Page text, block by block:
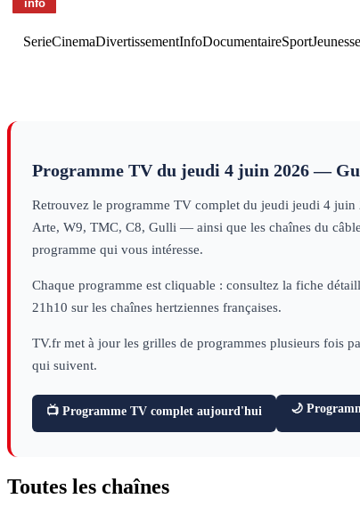
SerieCinemaDivertissementInfoDocumentaireSportJeunesse
Programme TV du jeudi 4 juin 2026—
Retrouvez le programme TV complet du jeudi jeudi 4 juin
Arte, W9, TMC, C8, Gulli — ainsi que les chaînes du
programme qui vous intéresse.
Chaque programme est cliquable : consultez la fiche
21h10 sur les chaînes hertziennes françaises.
TV.fr met à jour les grilles de programmes plusieurs fois
qui suivent.
📺 Programme TV complet aujourd'hui 🌙
Toutes les chaînes